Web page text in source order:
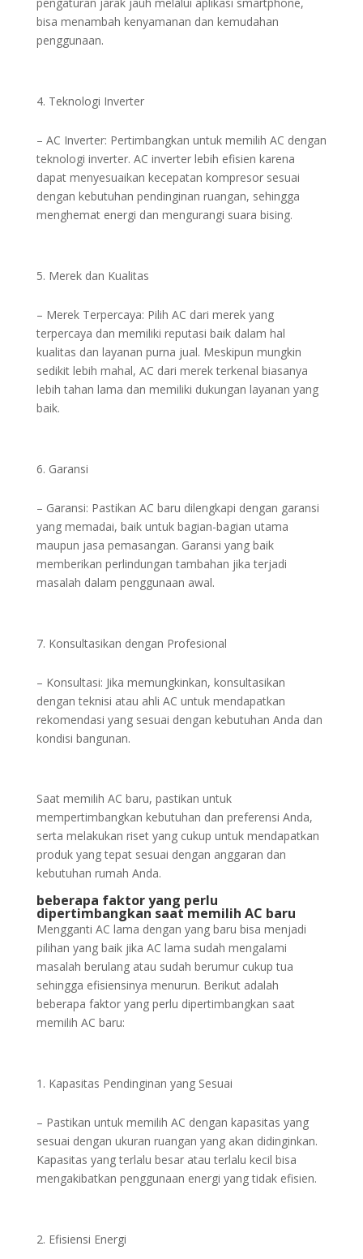
bisa menambah kenyamanan dan kemudahan
penggunaan.
Teknologi Inverter
– AC Inverter: Pertimbangkan untuk memilih AC dengan
teknologi inverter. AC inverter lebih efisien karena
dapat menyesuaikan kecepatan kompresor sesuai
dengan kebutuhan pendinginan ruangan, sehingga
menghemat energi dan mengurangi suara bising.
Merek dan Kualitas
– Merek Terpercaya: Pilih AC dari merek yang
terpercaya dan memiliki reputasi baik dalam hal
kualitas dan layanan purna jual. Meskipun mungkin
sedikit lebih mahal, AC dari merek terkenal biasanya
lebih tahan lama dan memiliki dukungan layanan yang
baik.
Garansi
– Garansi: Pastikan AC baru dilengkapi dengan garansi
yang memadai, baik untuk bagian-bagian utama
maupun jasa pemasangan. Garansi yang baik
memberikan perlindungan tambahan jika terjadi
masalah dalam penggunaan awal.
Konsultasikan dengan Profesional
– Konsultasi: Jika memungkinkan, konsultasikan
dengan teknisi atau ahli AC untuk mendapatkan
rekomendasi yang sesuai dengan kebutuhan Anda dan
kondisi bangunan.
Saat memilih AC baru, pastikan untuk
mempertimbangkan kebutuhan dan preferensi Anda,
serta melakukan riset yang cukup untuk mendapatkan
produk yang tepat sesuai dengan anggaran dan
kebutuhan rumah Anda.
beberapa faktor yang perlu
dipertimbangkan saat memilih AC baru
Mengganti AC lama dengan yang baru bisa menjadi
pilihan yang baik jika AC lama sudah mengalami
masalah berulang atau sudah berumur cukup tua
sehingga efisiensinya menurun. Berikut adalah
beberapa faktor yang perlu dipertimbangkan saat
memilih AC baru:
Kapasitas Pendinginan yang Sesuai
– Pastikan untuk memilih AC dengan kapasitas yang
sesuai dengan ukuran ruangan yang akan didinginkan.
Kapasitas yang terlalu besar atau terlalu kecil bisa
mengakibatkan penggunaan energi yang tidak efisien.
Efisiensi Energi